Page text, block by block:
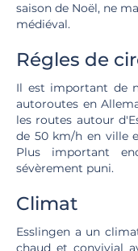
saison de Noël, ne
médiéval.
Régles de
Il est important de
autoroutes en
les routes autour
de 50 km/h en ville
Plus important
sévèrement puni.
Climat
Esslingen a un
chaud et convivial